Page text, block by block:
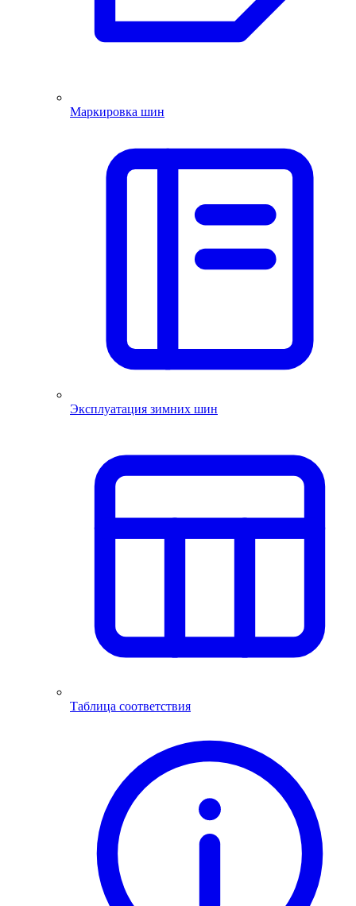
Маркировка шин
Эксплуатация зимних шин
Таблица соответствия